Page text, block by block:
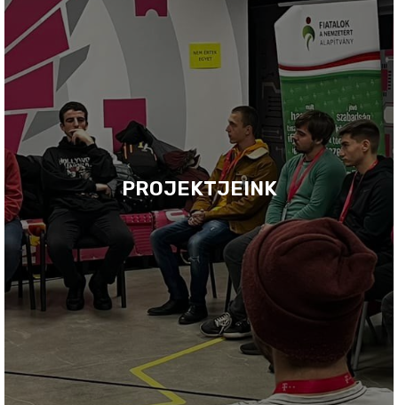
PROJEKTJEINK